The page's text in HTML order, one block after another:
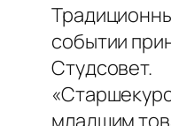
событии
Студсовет.
младшим